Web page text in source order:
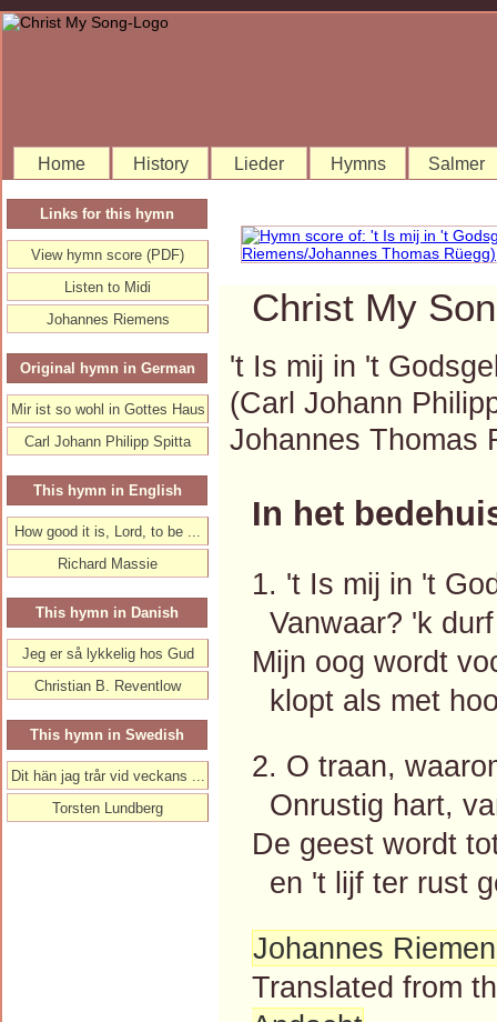
Home History Lieder Hymns Salmer
Christ My
't Is mij in 't
(Carl Johann
Johannes Thomas
In het
1. 't Is mij in 't
Vanwaar? 'k
Mijn oog wordt
klopt als met
2. O traan,
Onrustig hart,
De geest wordt
en 't lijf ter rust
Johannes
Translated from
Links for this hymn
View hymn score (PDF)
Listen to Midi
Johannes Riemens
Original hymn in German
Mir ist so wohl in Gottes Haus
Carl Johann Philipp Spitta
This hymn in English
How good it is, Lord, to be ...
Richard Massie
This hymn in Danish
Jeg er så lykkelig hos Gud
Christian B. Reventlow
This hymn in Swedish
Dit hän jag trår vid veckans ...
Torsten Lundberg